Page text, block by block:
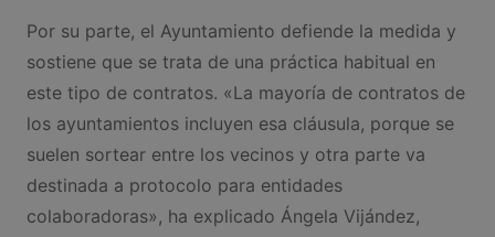
Por su parte, el Ayuntamiento defiende la medida y
sostiene que se trata de una práctica habitual en
este tipo de contratos. «La mayoría de contratos de
los ayuntamientos incluyen esa cláusula, porque se
suelen sortear entre los vecinos y otra parte va
destinada a protocolo para entidades
colaboradoras», ha explicado Ángela Vijández,